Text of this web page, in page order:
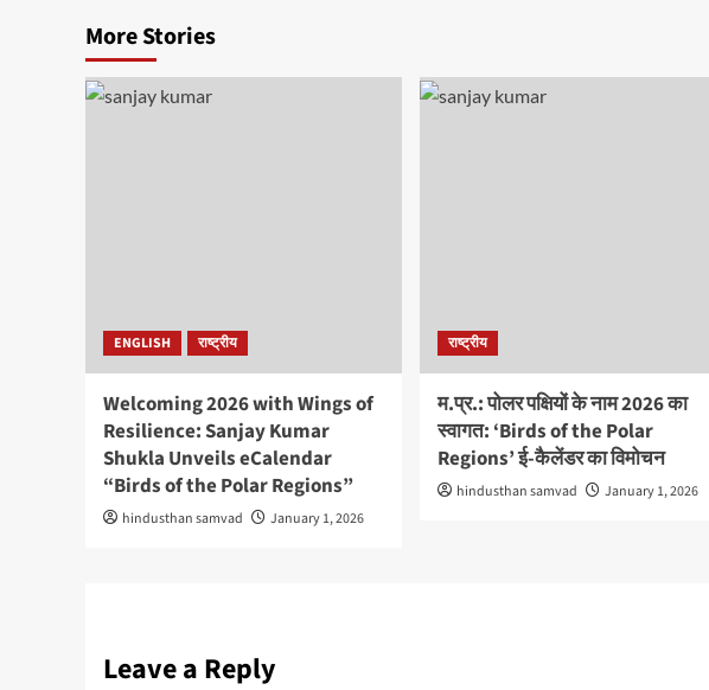
More Stories
ENGLISH राष्ट्रीय
Welcoming 2026 with Wings of
Resilience: Sanjay Kumar
Shukla Unveils eCalendar
“Birds of the Polar Regions”
hindusthan samvad January 1, 2026
राष्ट्रीय
म.प्र.: पोलर पक्षियों के नाम 2026 का
स्वागत: ‘Birds of the Polar
Regions’ ई-कैलेंडर का विमोचन
hindusthan samvad January 1, 2026
Leave a Reply